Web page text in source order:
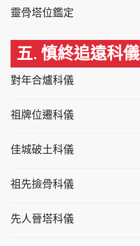
靈骨塔位鑑定
五. 慎終追遠科儀
對年合爐科儀
祖牌位遷科儀
佳城破土科儀
祖先撿骨科儀
先人晉塔科儀